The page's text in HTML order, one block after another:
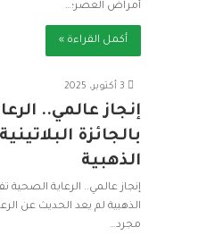
أمراض العصر؛…
أكمل القراءة »
3 أكتوبر، 2025
إنجاز عالمي..
بالجائزة
الذهبية
إنجاز عالمي.. الرعاية الصحية
الذهبية لم يعد الحديث عن
مجرد…